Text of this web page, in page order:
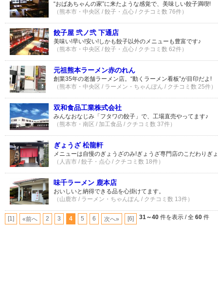
“おばあちゃんの家”に来たような感覚で、美味しい餃子満喫!
（熊本市・中央区 / 餃子・点心 / クチコミ数 76件）
餃子屋 弐ノ弐 下通店
美味い!早い!安い!しかも餃子以外のメニューも豊富です♪
（熊本市・中央区 / 餃子・点心 / クチコミ数 62件）
元祖熊本ラーメン赤のれん
創業35年の老舗ラーメン店。“動くラーメン看板”が目印だよ!
（熊本市・中央区 / ラーメン・ちゃんぽん / クチコミ数 25件）
双和食品工業株式会社
みんなおなじみ「フタワの餃子」で、工場直売やってます♪
（熊本市・南区 / 加工食品 / クチコミ数 37件）
ぎょうざ 松龍軒
メニューは自慢のぎょうざのみ!ぎょうざ専門店のこだわりぎ
（人吉市 / 餃子・点心 / クチコミ数 18件）
味千ラーメン 鹿本店
おいしいと納得できる品を心掛けてます。
（山鹿市 / ラーメン・ちゃんぽん / クチコミ数 13件）
[1] «前へ 2 3 4 5 6 次へ» [6] 31～40 件を表示 / 全 60 件